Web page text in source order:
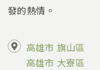
發的熱情。
高雄市 旗山區
高雄市 大寮區